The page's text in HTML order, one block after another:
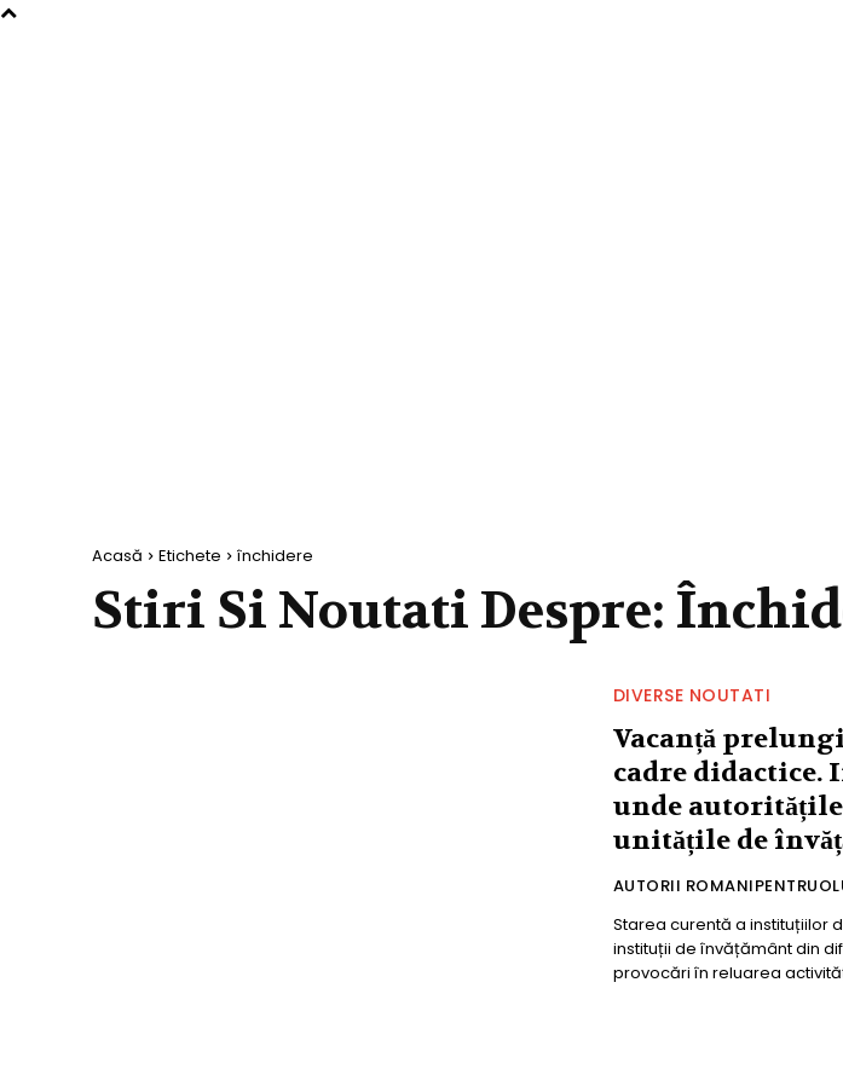
Acasă Etichete închidere
Stiri Si Noutati Despre:
DIVERSE NOUTATI
Vacanță
cadre
unde
unitățile de
AUTORII
Starea curentă a instituțiilor
instituții de învățământ din
provocări în reluarea